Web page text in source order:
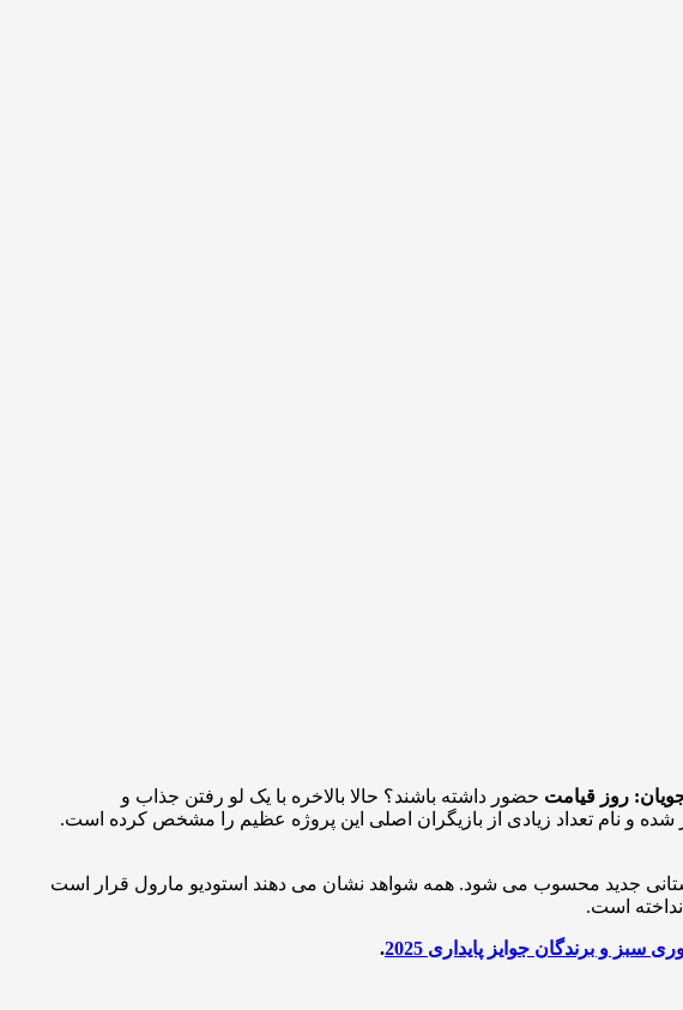
جویان: روز قیامت حضور داشته باشند؟ حالا بالاخره با یک لو رفتن جذاب و
شده و نام تعداد زیادی از بازیگران اصلی این پروژه عظیم را مشخص کرده است.
در خط داستانی جدید محسوب می شود. همه شواهد نشان می دهند استودیو مارول قرار است
است.
و برندگان جوایز پایداری 2025 .